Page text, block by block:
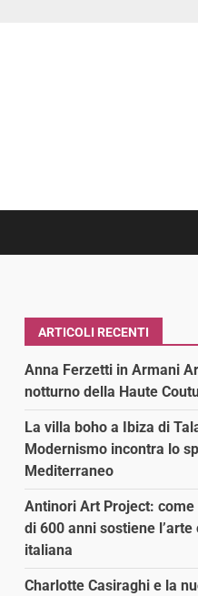
ARTICOLI RECENTI
Anna Ferzetti in Armani
notturno della Haute
La villa boho a Ibiza di
Modernismo incontra lo
Mediterraneo
Antinori Art Project:
di 600 anni sostiene
italiana
Charlotte Casiraghi e la